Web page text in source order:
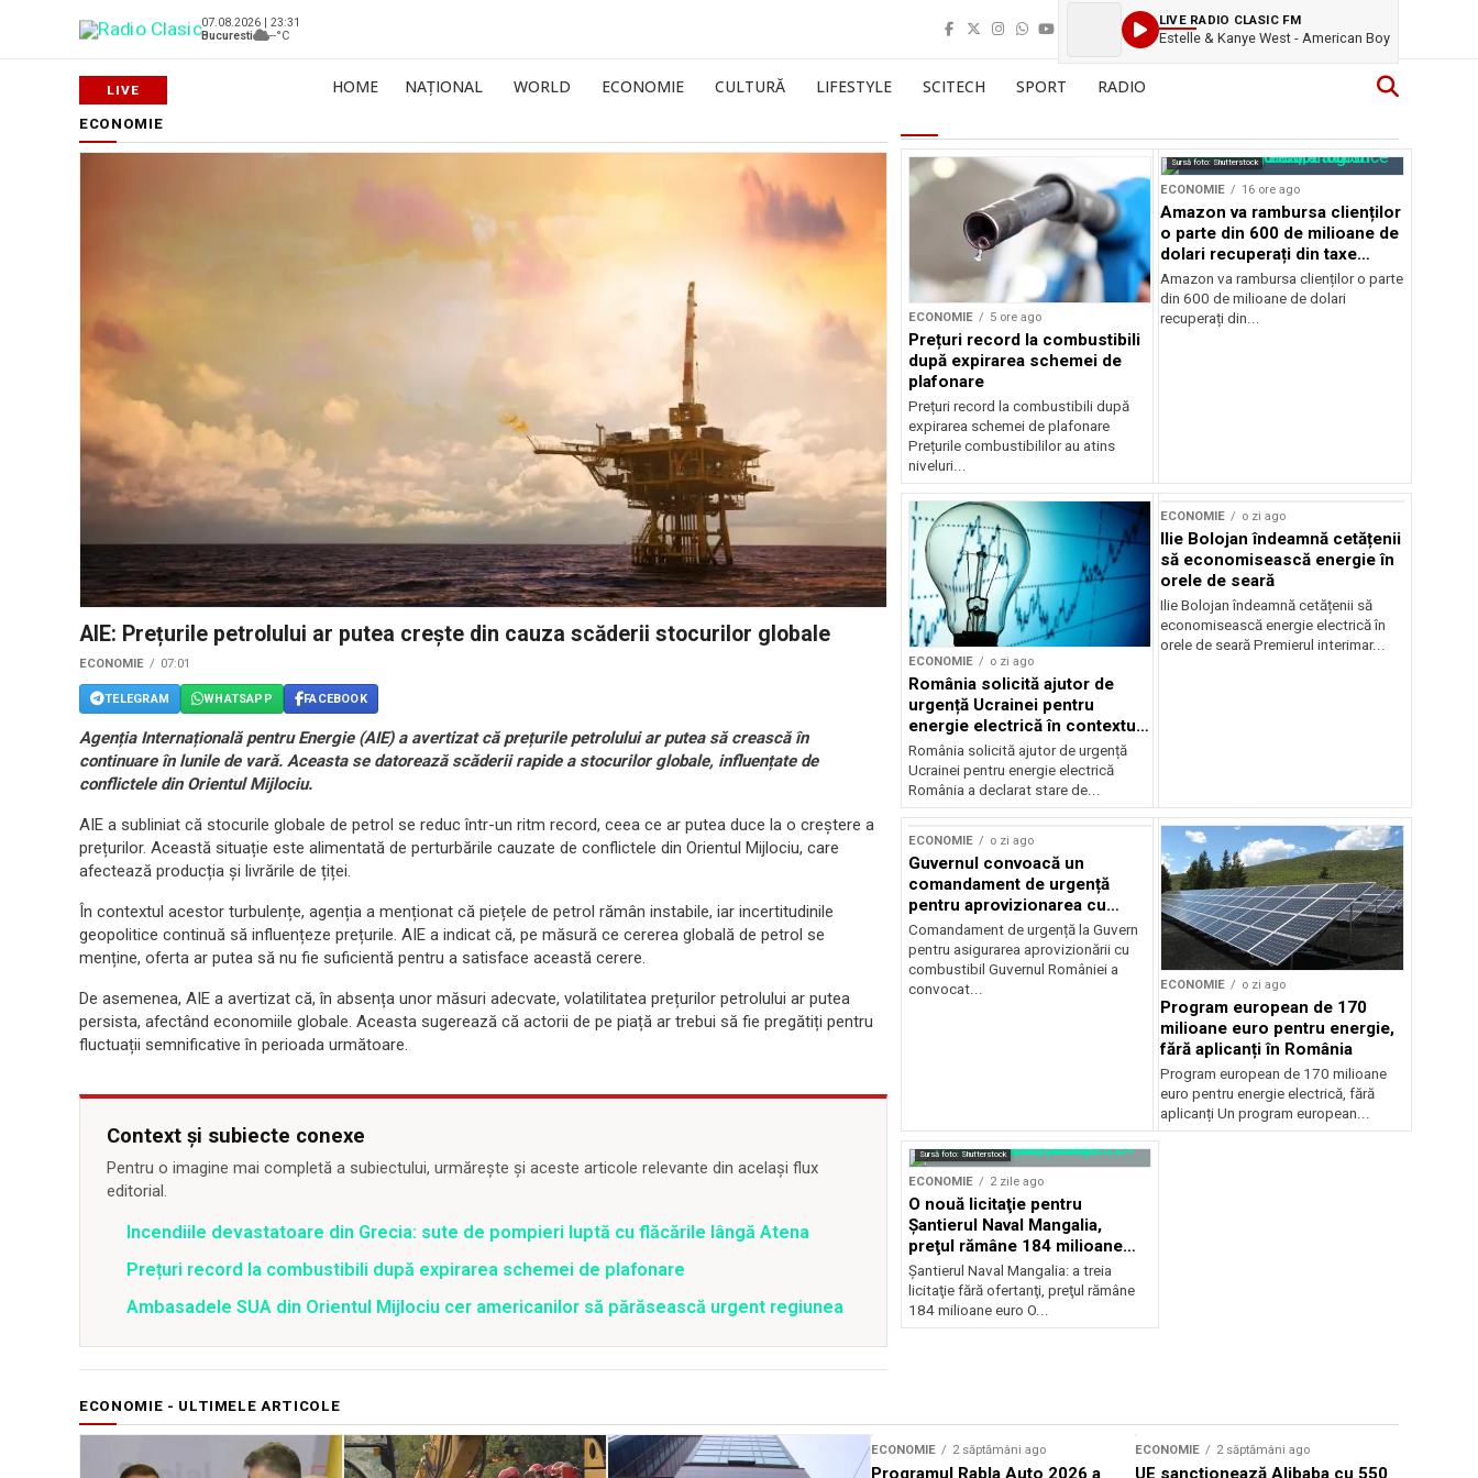
07.08.2026 | 23:31
Bucuresti
--°C
LIVE RADIO CLASIC FM
Estelle & Kanye West - American Boy
HOME NAȚIONAL WORLD ECONOMIE CULTURĂ LIFESTYLE SCITECH SPORT RADIO
ECONOMIE
AIE: Prețurile petrolului ar putea crește din cauza scăderii stocurilor globale
ECONOMIE 07:01
TELEGRAM WHATSAPP FACEBOOK
Agenția Internațională pentru Energie (AIE) a avertizat că prețurile petrolului ar putea să crească în
continuare în lunile de vară. Aceasta se datorează scăderii rapide a stocurilor globale, influențate de
conflictele din Orientul Mijlociu.
AIE a subliniat că stocurile globale de petrol se reduc într-un ritm record, ceea ce ar putea duce la o creștere a
prețurilor. Această situație este alimentată de perturbările cauzate de conflictele din Orientul Mijlociu, care
afectează producția și livrările de țiței.
În contextul acestor turbulențe, agenția a menționat că piețele de petrol rămân instabile, iar incertitudinile
geopolitice continuă să influențeze prețurile. AIE a indicat că, pe măsură ce cererea globală de petrol se
menține, oferta ar putea să nu fie suficientă pentru a satisface această cerere.
De asemenea, AIE a avertizat că, în absența unor măsuri adecvate, volatilitatea prețurilor petrolului ar putea
persista, afectând economiile globale. Aceasta sugerează că actorii de pe piață ar trebui să fie pregătiți pentru
fluctuații semnificative în perioada următoare.
Context și subiecte conexe
Pentru o imagine mai completă a subiectului, urmărește și aceste articole relevante din același flux
editorial.
Incendiile devastatoare din Grecia: sute de pompieri luptă cu flăcările lângă Atena
Prețuri record la combustibili după expirarea schemei de plafonare
Ambasadele SUA din Orientul Mijlociu cer americanilor să părăsească urgent regiunea
ECONOMIE 5 ore ago
Prețuri record la combustibili
după expirarea schemei de
plafonare
Prețuri record la combustibili după
expirarea schemei de plafonare
Prețurile combustibililor au atins
niveluri...
Sursă foto: Shutterstock
ECONOMIE 16 ore ago
Amazon va rambursa clienților
o parte din 600 de milioane de
dolari recuperați din taxe
vamale
Amazon va rambursa clienților o parte
din 600 de milioane de dolari
recuperați din...
ECONOMIE o zi ago
România solicită ajutor de
urgență Ucrainei pentru
energie electrică în contextul
crizei energetice
România solicită ajutor de urgență
Ucrainei pentru energie electrică
România a declarat stare de...
ECONOMIE o zi ago
Ilie Bolojan îndeamnă cetățenii
să economisească energie în
orele de seară
Ilie Bolojan îndeamnă cetățenii să
economisească energie electrică în
orele de seară Premierul interimar...
ECONOMIE o zi ago
Guvernul convoacă un
comandament de urgență
pentru aprovizionarea cu
combustibil
Comandament de urgență la Guvern
pentru asigurarea aprovizionării cu
combustibil Guvernul României a
convocat...
ECONOMIE o zi ago
Program european de 170
milioane euro pentru energie,
fără aplicanți în România
Program european de 170 milioane
euro pentru energie electrică, fără
aplicanți Un program european...
Sursă foto: Shutterstock
ECONOMIE 2 zile ago
O nouă licitaţie pentru
Şantierul Naval Mangalia,
preţul rămâne 184 milioane
euro
Şantierul Naval Mangalia: a treia
licitaţie fără ofertanţi, preţul rămâne
184 milioane euro O...
ECONOMIE - ULTIMELE ARTICOLE
ECONOMIE 2 săptămâni ago
Programul Rabla Auto 2026 a
ECONOMIE 2 săptămâni ago
UE sancționează Alibaba cu 550